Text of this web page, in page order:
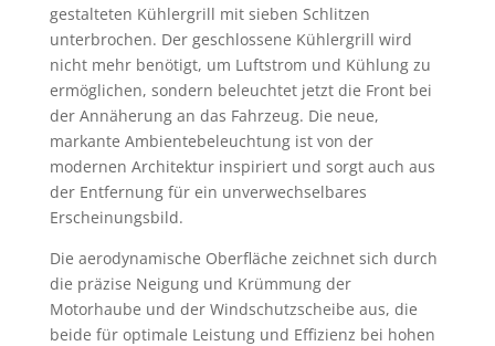
gestalteten Kühlergrill mit sieben Schlitzen
unterbrochen. Der geschlossene Kühlergrill wird
nicht mehr benötigt, um Luftstrom und Kühlung zu
ermöglichen, sondern beleuchtet jetzt die Front bei
der Annäherung an das Fahrzeug. Die neue,
markante Ambientebeleuchtung ist von der
modernen Architektur inspiriert und sorgt auch aus
der Entfernung für ein unverwechselbares
Erscheinungsbild.
Die aerodynamische Oberfläche zeichnet sich durch
die präzise Neigung und Krümmung der
Motorhaube und der Windschutzscheibe aus, die
beide für optimale Leistung und Effizienz bei hohen